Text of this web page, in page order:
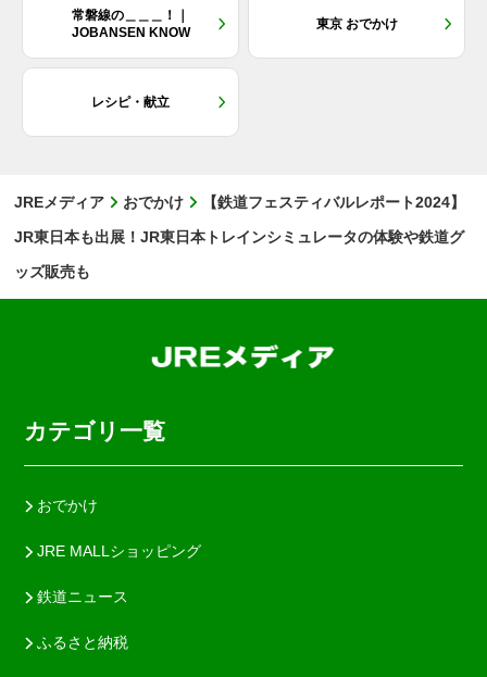
常磐線の＿＿＿！｜
JOBANSEN KNOW
東京 おでかけ
レシピ・献立
JREメディア おでかけ
【鉄道フェスティバルレポート2024】
JR東日本も出展！JR東日本トレインシミュレータの体験や鉄道グ
ッズ販売も
カテゴリ一覧
おでかけ
JRE MALLショッピング
鉄道ニュース
ふるさと納税